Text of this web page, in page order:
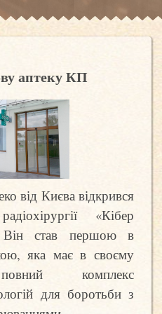
аптеку КП
від Києва відкрився
«Кібер
Він став першою в
яка має в своєму
комплекс
для боротьби з